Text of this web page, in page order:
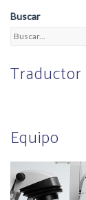
Buscar
Traductor
Equipo